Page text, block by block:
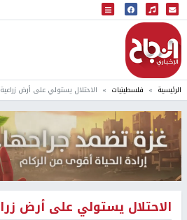
البث المباشر
إذاعة النجاح
الرئيسية فلسطينيات الاحتلال يستولي على أرض
الاحتلال يستولي على أرض